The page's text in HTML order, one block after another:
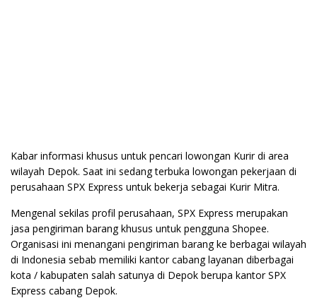
Kabar informasi khusus untuk pencari lowongan Kurir di area
wilayah Depok. Saat ini sedang terbuka lowongan pekerjaan di
perusahaan SPX Express untuk bekerja sebagai Kurir Mitra.
Mengenal sekilas profil perusahaan, SPX Express merupakan
jasa pengiriman barang khusus untuk pengguna Shopee.
Organisasi ini menangani pengiriman barang ke berbagai wilayah
di Indonesia sebab memiliki kantor cabang layanan diberbagai
kota / kabupaten salah satunya di Depok berupa kantor SPX
Express cabang Depok.